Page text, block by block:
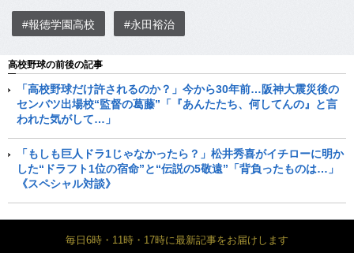
#報徳学園高校 #永田裕治
高校野球の前後の記事
「高校野球だけ許されるのか？」今から30年前…阪神大震災後の
センバツ出場校“監督の葛藤”「『あんたたち、何してんの』と言
われた気がして…」
「もしも巨人ドラ1じゃなかったら？」松井秀喜がイチローに明か
した“ドラフト1位の宿命”と“伝説の5敬遠”「背負ったものは…」
《スペシャル対談》
毎日6時・11時・17時に最新記事をお届けします